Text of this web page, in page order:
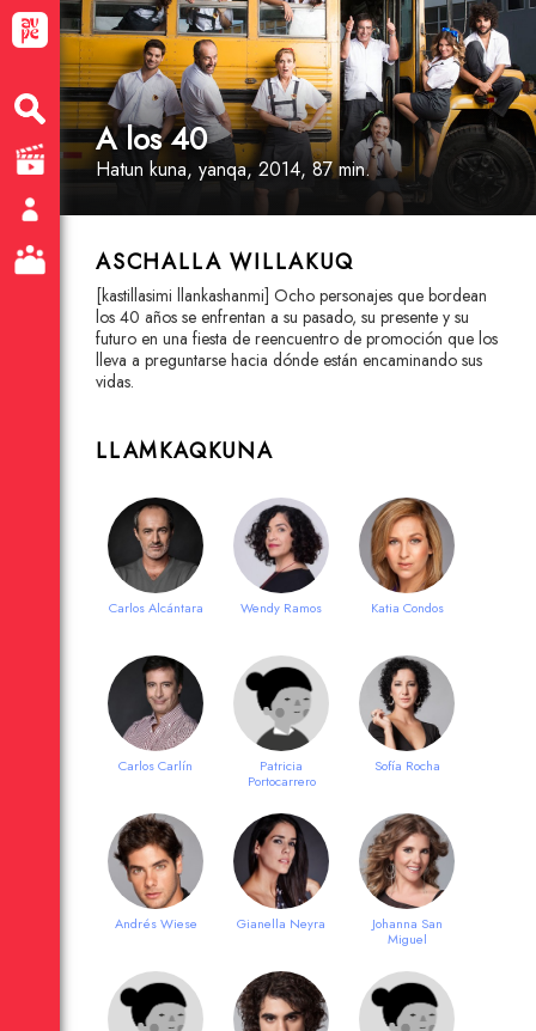
A los 40
Hatun kuna, yanqa, 2014, 87 min.
ASCHALLA WILLAKUQ
[kastillasimi llankashanmi] Ocho personajes que bordean
los 40 años se enfrentan a su pasado, su presente y su
futuro en una fiesta de reencuentro de promoción que los
lleva a preguntarse hacia dónde están encaminando sus
vidas.
LLAMKAQKUNA
Carlos Alcántara Wendy Ramos Katia Condos
Carlos Carlín
Patricia
Portocarrero
Sofía Rocha
Andrés Wiese Gianella Neyra
Johanna San
Miguel